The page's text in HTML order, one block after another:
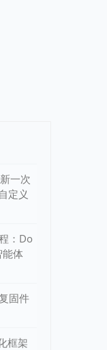
一次
定义
：Do
能体
固件
框架